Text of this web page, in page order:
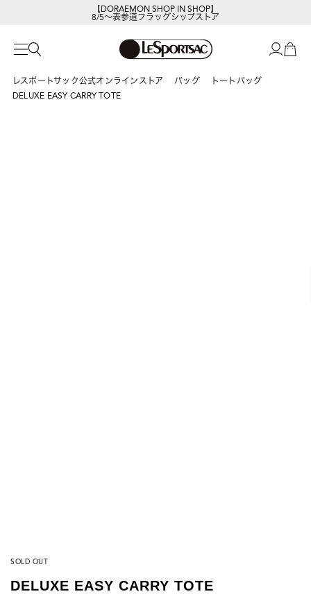
【DORAEMON SHOP IN SHOP】
8/5～表参道フラッグシップストア
レスポートサック公式オンラインストア バッグ
トートバッグ
DELUXE EASY CARRY TOTE
SOLD OUT
DELUXE EASY CARRY TOTE